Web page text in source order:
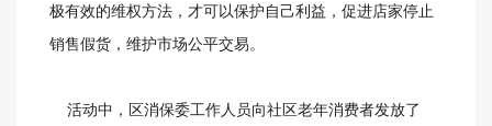
极有效的维权方法，才可以保护自己利益，促进店家停止
销售假货，维护市场公平交易。
活动中，区消保委工作人员向社区老年消费者发放了